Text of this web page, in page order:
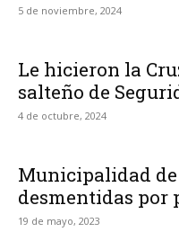
5 de noviembre, 2024
Le hicieron la
salteño de
4 de octubre, 2024
Municipalidad de
desmentidas por
19 de mayo, 2023